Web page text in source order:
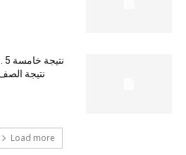
Load more